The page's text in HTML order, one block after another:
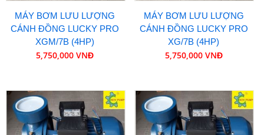
MÁY BƠM LƯU LƯỢNG
CÁNH ĐỒNG LUCKY PRO
XGM/7B (4HP)
5,750,000 VNĐ
MÁY BƠM LƯU LƯỢNG
CÁNH ĐỒNG LUCKY PRO
XG/7B (4HP)
5,750,000 VNĐ